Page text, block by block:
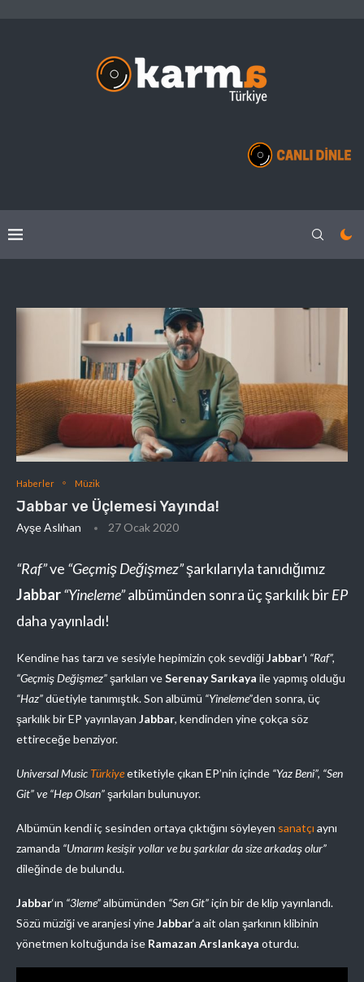
Haberler Müzik
Jabbar ve Üçlemesi Yayında!
Ayşe Aslıhan 27 Ocak 2020
“Raf”ve “Geçmiş Değişmez”şarkılarıyla tanıdığımız
Jabbar“Yineleme”albümünden sonra üç şarkılık birEP
daha yayınladı!
Kendine has tarzı ve sesiyle hepimizin çok sevdiğiJabbar’ı “Raf”,
“Geçmiş Değişmez”şarkıları veSerenay Sarıkaya ile yapmış olduğu
“Haz”düetiyle tanımıştık. Son albümü “Yineleme”den sonra, üç
şarkılık bir EP yayınlayan Jabbar, kendinden yine çokça söz
ettireceğe benziyor.
Universal Music Türkiyeetiketiyle çıkan EP’nin içinde “Yaz Beni”, “Sen
Git” ve “Hep Olsan”şarkıları bulunuyor.
Albümün kendi iç sesinden ortaya çıktığını söyleyen sanatçı aynı
zamanda “Umarım kesişir yollar ve bu şarkılar da size arkadaş olur”
dileğinde de bulundu.
Jabbar‘ın “3leme”albümünden “Sen Git”için bir de klip yayınlandı.
Sözü müziği ve aranjesi yineJabbar‘a ait olan şarkının klibinin
yönetmen koltuğunda ise Ramazan Arslankaya oturdu.